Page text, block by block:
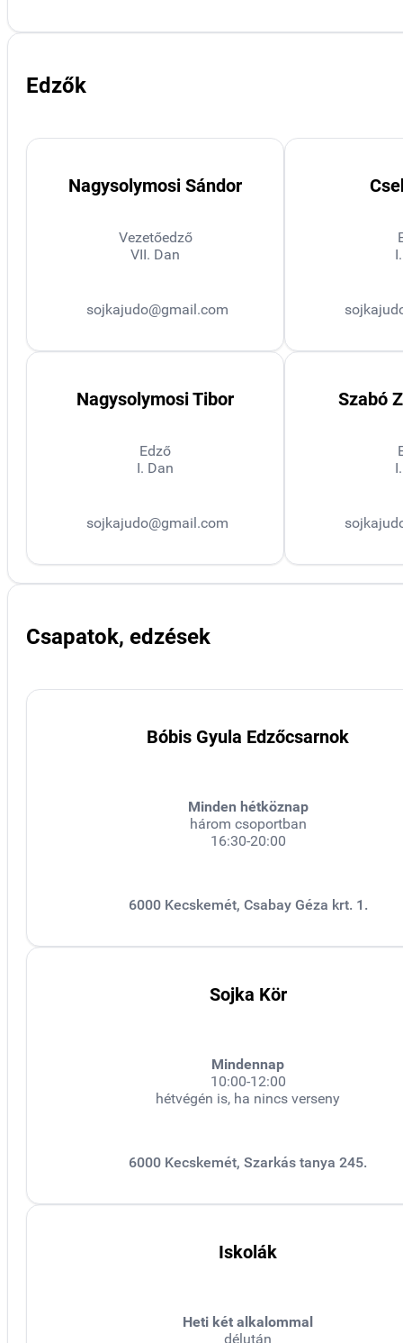
Edzők
Nagysolymosi Sándor
Vezetőedző
VII. Dan
sojkajudo@gmail.com
Nagysolymosi Tibor
Edző
I. Dan
sojkajudo@gmail.com
Szabó
Csapatok, edzések
Bóbis Gyula Edzőcsarnok
Minden hétköznap
három csoportban
16:30-20:00
6000 Kecskemét, Csabay Géza krt. 1.
Sojka Kör
Mindennap
10:00-12:00
hétvégén is, ha nincs verseny
6000 Kecskemét, Szarkás tanya 245.
Iskolák
Heti két alkalommal
délután